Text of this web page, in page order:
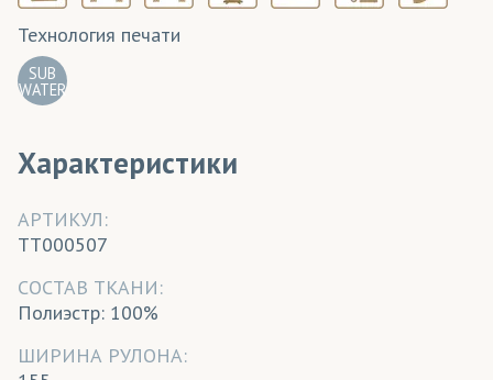
Технология печати
SUB
WATER
Характеристики
АРТИКУЛ:
TT000507
CОСТАВ ТКАНИ:
Полиэстр: 100%
ШИРИНА РУЛОНА: